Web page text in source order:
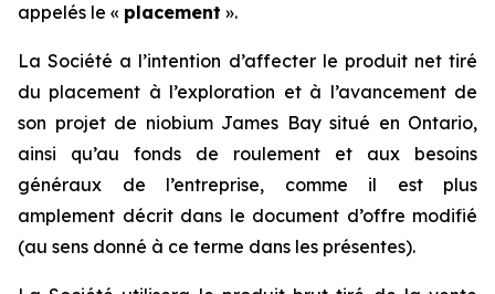
appelés le « placement ».
La Société a l’intention d’affecter le produit net tiré
du placement à l’exploration et à l’avancement de
son projet de niobium James Bay situé en Ontario,
ainsi qu’au fonds de roulement et aux besoins
généraux de l’entreprise, comme il est plus
amplement décrit dans le document d’offre modifié
(au sens donné à ce terme dans les présentes).